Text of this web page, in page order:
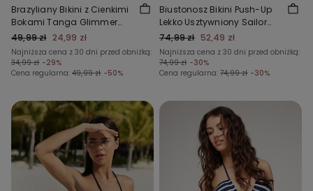
Brazyliany Bikini z Cienkimi
Bokami Tanga Glimmer
Diva
49,99 zł 24,99 zł
Najniższa cena z 30 dni przed obniżką:
34,99 zł -29%
Cena regularna: 49,99 zł -50%
Biustonosz Bikini Push-Up
Lekko Usztywniony Sailor
Stripes
74,99 zł 52,49 zł
Najniższa cena z 30 dni przed obniżką:
74,99 zł -30%
Cena regularna: 74,99 zł -30%